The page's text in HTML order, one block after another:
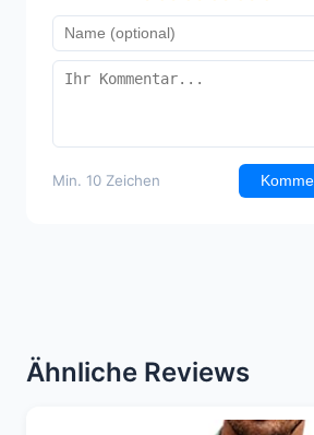
Min. 10 Zeichen
Ähnliche Reviews